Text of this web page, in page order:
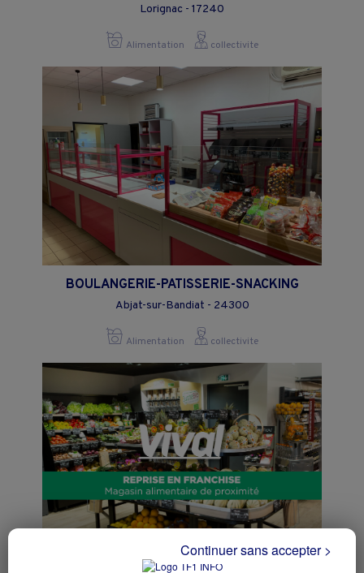
Lorignac - 17240
Alimentation collectivite
BOULANGERIE-PATISSERIE-SNACKING
Abjat-sur-Bandiat - 24300
Alimentation collectivite
Continuer sans accepter >